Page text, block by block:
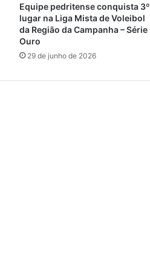
Equipe pedritense conquista 3º
lugar na Liga Mista de Voleibol
da Região da Campanha – Série
Ouro
29 de junho de 2026